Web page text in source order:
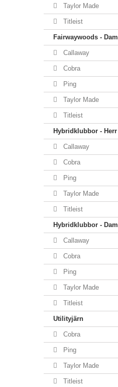
Taylor Made
Titleist
Fairwaywoods - Dam
Callaway
Cobra
Ping
Taylor Made
Titleist
Hybridklubbor - Herr
Callaway
Cobra
Ping
Taylor Made
Titleist
Hybridklubbor - Dam
Callaway
Cobra
Ping
Taylor Made
Titleist
Utilityjärn
Cobra
Ping
Taylor Made
Titleist